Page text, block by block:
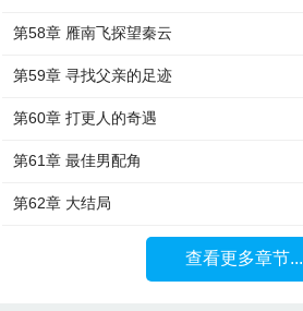
第58章 雁南飞探望秦云
第59章 寻找父亲的足迹
第60章 打更人的奇遇
第61章 最佳男配角
第62章 大结局
查看更多章节...